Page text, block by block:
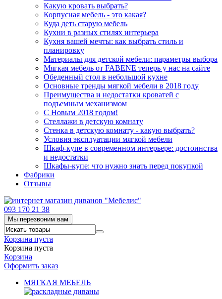
Какую кровать выбрать?
Корпусная мебель - это какая?
Куда деть старую мебель
Кухни в разных стилях интерьера
Кухня вашей мечты: как выбрать стиль и
планировку
Материалы для детской мебели: параметры выбора
Мягкая мебель от FABENE теперь у нас на сайте
Обеденный стол в небольшой кухне
Основные тренды мягкой мебели в 2018 году
Преимущества и недостатки кроватей с
подъемным механизмом
С Новым 2018 годом!
Стеллажи в детскую комнату
Стенка в детскую комнату - какую выбрать?
Условия эксплуатации мягкой мебели
Шкаф-купе в современном интерьере: достоинства
и недостатки
Шкафы-купе: что нужно знать перед покупкой
Фабрики
Отзывы
093 170 21 38
Мы перезвоним вам
Корзина пуста
Корзина пуста
Корзина
Оформить заказ
МЯГКАЯ МЕБЕЛЬ